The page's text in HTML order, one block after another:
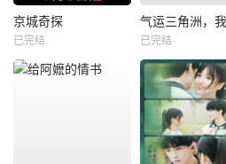
京城奇探
已完结 已完结